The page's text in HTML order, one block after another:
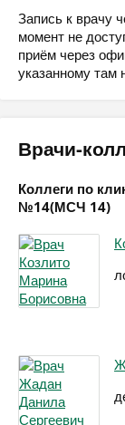
Запись к врачу
момент не
приём через
указанному там
Врачи-
Коллеги по
№14(МСЧ 14)